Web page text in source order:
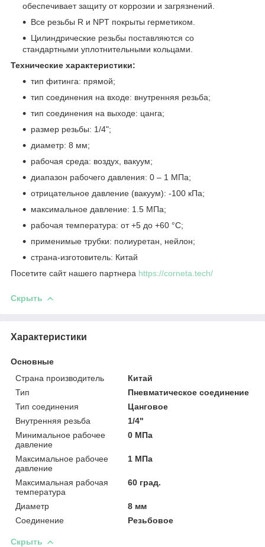
обеспечивает защиту от коррозии и загрязнений.
Все резьбы R и NPT покрыты герметиком.
Цилиндрические резьбы поставляются со
стандартными уплотнительными кольцами.
Технические характеристики:
тип фитинга: прямой;
тип соединения на входе: внутренняя резьба;
тип соединения на выходе: цанга;
размер резьбы: 1/4";
диаметр: 8 мм;
рабочая среда: воздух, вакуум;
диапазон рабочего давления: 0 – 1 МПа;
отрицательное давление (вакуум): -100 кПа;
максимальное давление: 1.5 МПа;
рабочая температура: от +5 до +60 °C;
применимые трубки: полиуретан, нейлон;
страна-изготовитель: Китай
Посетите сайт нашего партнера https://corneta.tech/
Скрыть
Характеристики
Основные
Страна производитель
Китай
Тип
Пневматическое соединение
Тип соединения
Цанговое
Внутренняя резьба
1/4"
Минимальное рабочее
давление
0 МПа
Максимальное рабочее
давление
1 МПа
Максимальная рабочая
температура
60 град.
Диаметр
8 мм
Соединение
Резьбовое
Скрыть